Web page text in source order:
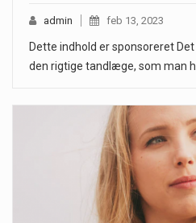
admin feb 13, 2023
Dette indhold er sponsoreret
den rigtige tandlæge, som man